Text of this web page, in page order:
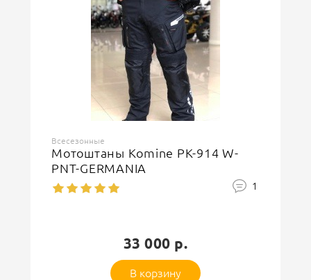
отлично
Защитный код
Всесезонные
Мотоштаны Komine PK-914 W-
PNT-GERMANIA
1
33 000 р.
В корзину